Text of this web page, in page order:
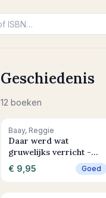
Geschiedenis
12 boeken
+ In winkelwagen
Baay, Reggie
Daar werd wat
gruwelijks verricht -
slavernij in Nederlands-
Indië
€ 9,95 Goed